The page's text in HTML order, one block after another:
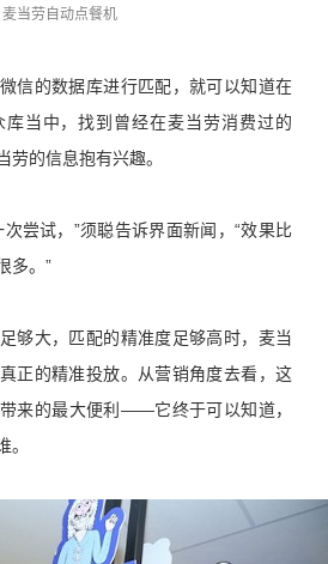
麦当劳自动点餐机
信的数据库进行匹配，就可以知道在
当中，找到曾经在麦当劳消费过的
劳的信息抱有兴趣。
尝试，”须聪告诉界面新闻，“效果比
多。”
够大，匹配的精准度足够高时，麦当
正的精准投放。从营销角度去看，这
来的最大便利——它终于可以知道，
。